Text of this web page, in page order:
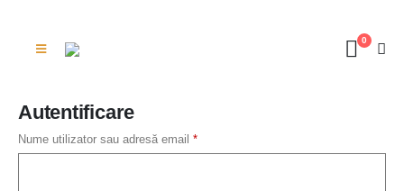
0
Autentificare
Nume utilizator sau adresă email *